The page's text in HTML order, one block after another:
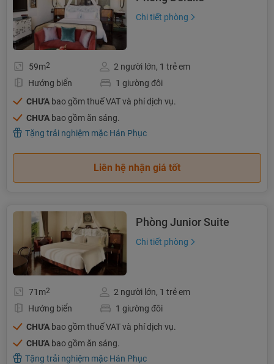
Chi tiết phòng
59m2
2 người lớn, 1 trẻ em
Hướng biển
1 giường đôi
CHƯA bao gồm thuế VAT và phí dịch vụ.
CHƯA bao gồm ăn sáng.
Tặng trải nghiệm mặc Hán Phục
Liên hệ nhận giá tốt
Phòng Junior Suite
Chi tiết phòng
71m2
2 người lớn, 1 trẻ em
Hướng biển
1 giường đôi
CHƯA bao gồm thuế VAT và phí dịch vụ.
CHƯA bao gồm ăn sáng.
Tặng trải nghiệm mặc Hán Phục